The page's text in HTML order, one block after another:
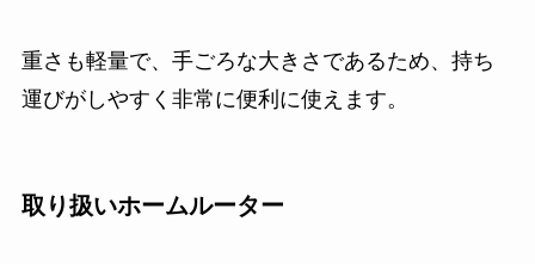
重さも軽量で、手ごろな大きさであるため、持ち
運びがしやすく非常に便利に使えます。
取り扱いホームルーター